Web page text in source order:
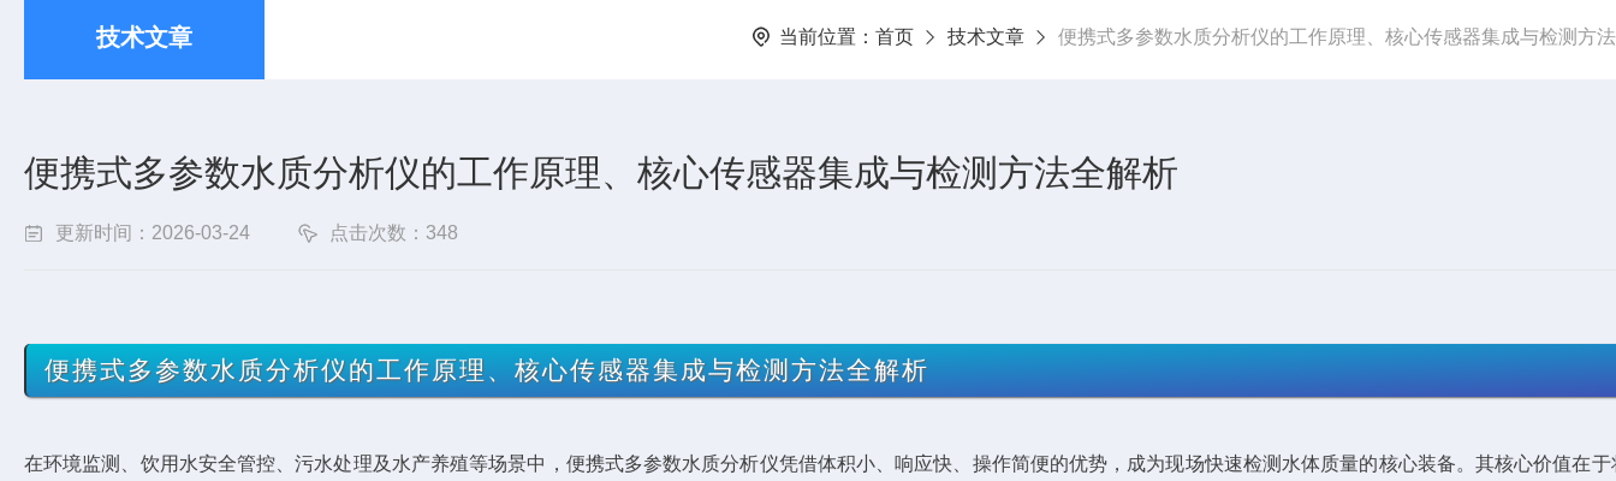
技术文章 当前位置： 首页 技术文章 便携式多参数水质分析仪的工作原理、核心传感器集成与检测方
便携式多参数水质分析仪的工作原理、核心传感器集成与检测方法全解析
更新时间：2026-03-24 点击次数：348
便携式多参数水质分析仪的工作原理、核心传感器集成与检测方法全解析
在环境监测、饮用水安全管控、污水处理及水产养殖等场景中，便携式多参数水质分析仪凭借体积小、响应快、操作简便的优势，成为现场快速检测水体质量的核心装备。其核心价值在于